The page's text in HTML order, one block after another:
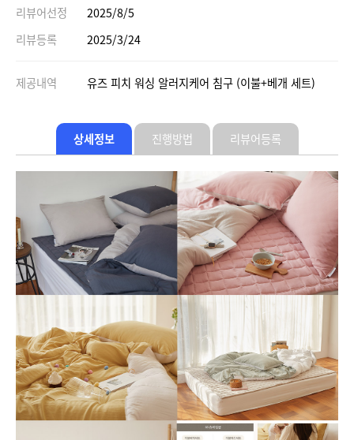
리뷰어선정
2025/8/5
리뷰등록
2025/3/24
제공내역 유즈 피치 워싱 알러지케어 침구 (이불+베개 세트)
상세정보 진행방법 리뷰어등록